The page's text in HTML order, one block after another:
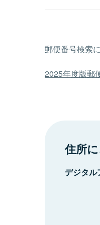
郵便番号検索
2025年度版郵
住所
デジタ